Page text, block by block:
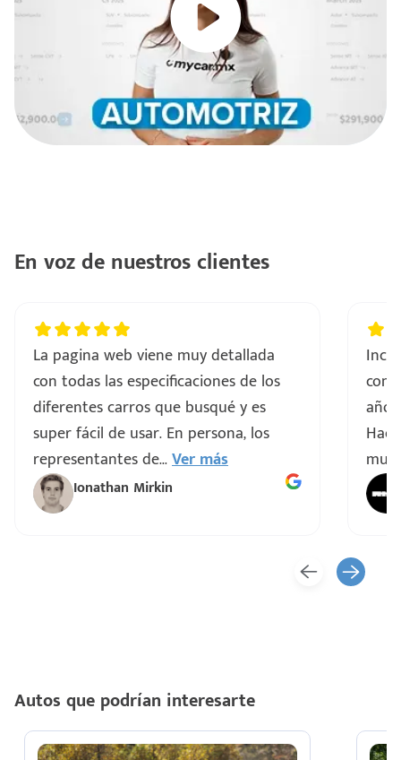
En voz de nuestros clientes
La pagina web viene muy detallada
con todas las especificaciones de los
diferentes carros que busqué y es
super fácil de usar. En persona, los
representantes de...Ver más
Ionathan Mirkin
muy
Autos que podrían interesarte